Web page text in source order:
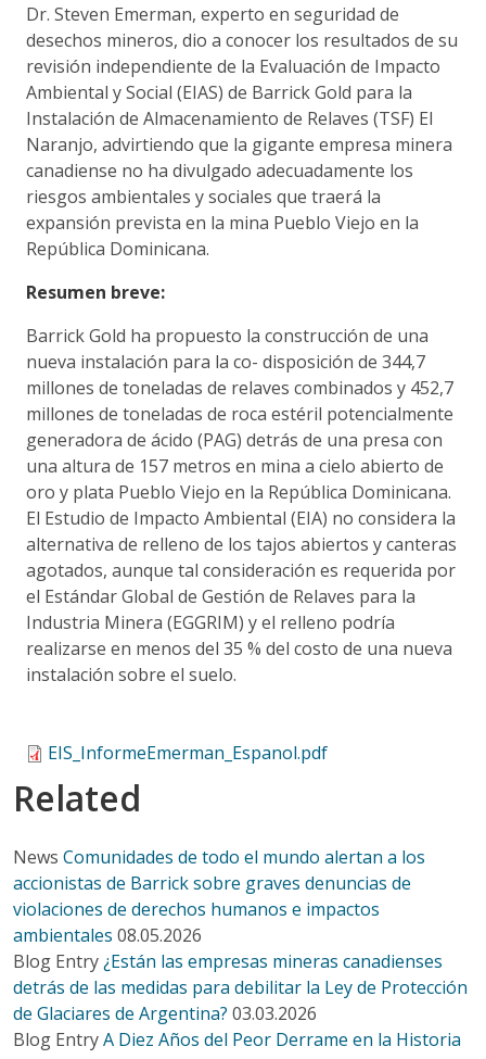
Dr. Steven Emerman, experto en seguridad de
desechos mineros, dio a conocer los resultados de su
revisión independiente de la Evaluación de Impacto
Ambiental y Social (EIAS) de Barrick Gold para la
Instalación de Almacenamiento de Relaves (TSF) El
Naranjo, advirtiendo que la gigante empresa minera
canadiense no ha divulgado adecuadamente los
riesgos ambientales y sociales que traerá la
expansión prevista en la mina Pueblo Viejo en la
República Dominicana.
Resumen breve:
Barrick Gold ha propuesto la construcción de una
nueva instalación para la co- disposición de 344,7
millones de toneladas de relaves combinados y 452,7
millones de toneladas de roca estéril potencialmente
generadora de ácido (PAG) detrás de una presa con
una altura de 157 metros en mina a cielo abierto de
oro y plata Pueblo Viejo en la República Dominicana.
El Estudio de Impacto Ambiental (EIA) no considera la
alternativa de relleno de los tajos abiertos y canteras
agotados, aunque tal consideración es requerida por
el Estándar Global de Gestión de Relaves para la
Industria Minera (EGGRIM) y el relleno podría
realizarse en menos del 35 % del costo de una nueva
instalación sobre el suelo.
EIS_InformeEmerman_Espanol.pdf
Related
News Comunidades de todo el mundo alertan a los
accionistas de Barrick sobre graves denuncias de
violaciones de derechos humanos e impactos
ambientales 08.05.2026
Blog Entry¿Están las empresas mineras canadienses
detrás de las medidas para debilitar la Ley de Protección
de Glaciares de Argentina? 03.03.2026
Blog EntryA Diez Años del Peor Derrame en la Historia